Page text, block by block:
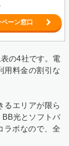
ーン窓口
の4社です。電
用料金の割引な
るエリアが限ら
光とソフトバ
ラボなので、全